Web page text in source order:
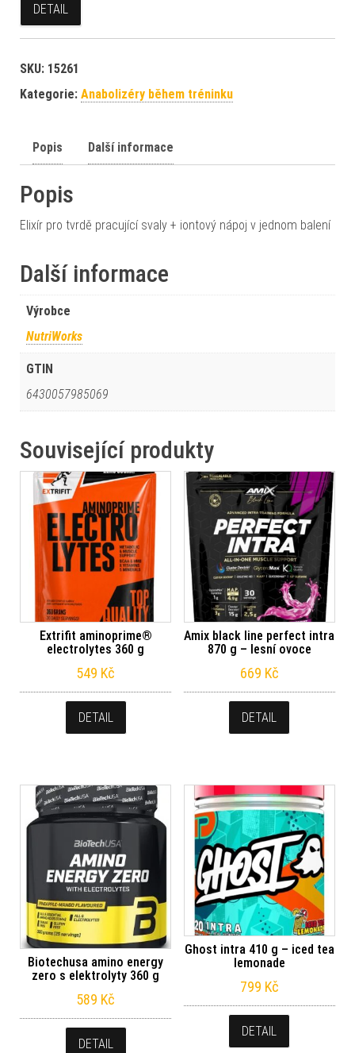
DETAIL
SKU: 15261
Kategorie: Anabolizéry během tréninku
Popis Další informace
Popis
Elixír pro tvrdě pracující svaly + iontový nápoj v jednom balení
Další informace
Výrobce
NutriWorks
GTIN
6430057985069
Související produkty
Extrifit aminoprime®
electrolytes 360 g
549 Kč
DETAIL
Amix black line perfect intra
870 g – lesní ovoce
669 Kč
DETAIL
Biotechusa amino energy
zero s elektrolyty 360 g
589 Kč
DETAIL
Ghost intra 410 g – iced tea
lemonade
799 Kč
DETAIL